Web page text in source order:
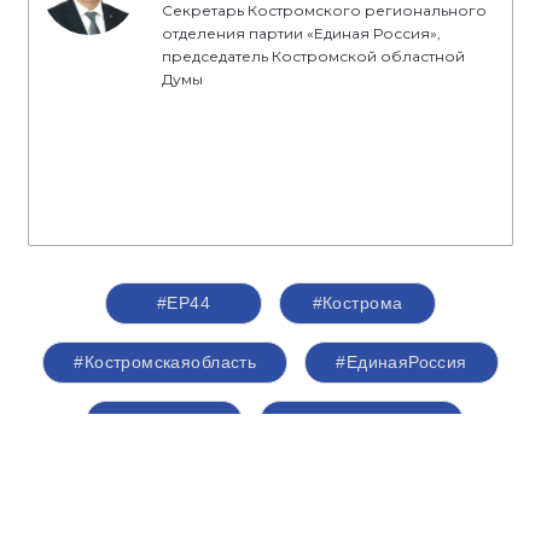
Секретарь Костромского регионального
отделения партии «Единая Россия»,
председатель Костромской областной
Думы
#ЕР44 #Кострома
#Костромскаяобласть #ЕдинаяРоссия